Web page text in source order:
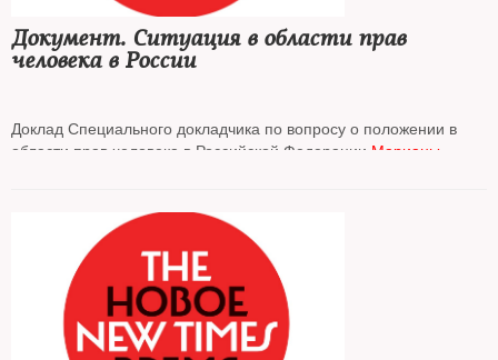
Документ. Ситуация в области прав
человека в России
Доклад Специального докладчика по вопросу о положении в
области прав человека в Российской Федерации Марианы
(11 сентября — 6 октября 2023 г.).
Публикуется в сокращении